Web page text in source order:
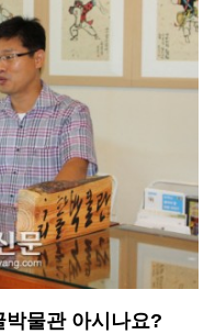
물관 아시나요?